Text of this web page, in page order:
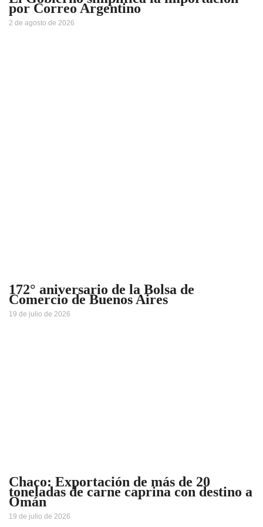
por Correo Argentino
2 de agosto de 2026
172° aniversario de la Bolsa de
Comercio de Buenos Aires
19 de julio de 2026
Chaco: Exportación de más de 20
toneladas de carne caprina con destino a
Omán
19 de julio de 2026